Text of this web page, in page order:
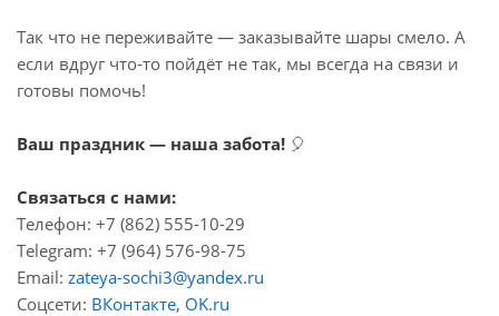
Так что не переживайте — заказывайте шары смело. А
если вдруг что‑то пойдёт не так, мы всегда на связи и
готовы помочь!
Ваш праздник — наша забота! 🎈
Связаться с нами:
Телефон: +7 (862) 555-10-29
Telegram: +7 (964) 576-98-75
Email: zateya-sochi3@yandex.ru
Соцсети: ВКонтакте, OK.ru